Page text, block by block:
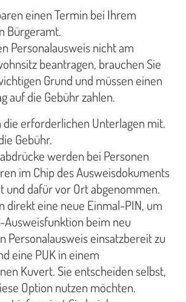
einen Termin bei Ihrem
Bürgeramt.
Personalausweis nicht am
beantragen, brauchen Sie
Grund und müssen einen
auf die Gebühr zahlen.
die erforderlichen Unterlagen mit.
Gebühr.
werden bei Personen
im Chip des Ausweisdokuments
und dafür vor Ort abgenommen.
direkt eine neue Einmal-PIN, um
Ausweisfunktion beim neu
Personalausweis einsatzbereit zu
eine PUK in einem
Kuvert. Sie entscheiden selbst,
Option nutzen möchten.